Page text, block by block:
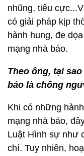
nhũng, tiêu
có giải pháp kịp
hành hung, đe
mạng nhà báo.
Theo ông, tại
báo là chống
Khi có những
mạng nhà báo,
Luật Hình sự như
chí. Tuy nhiên,